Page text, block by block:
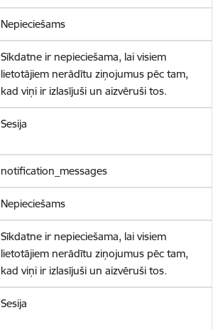
Nepieciešams
Sīkdatne ir nepieciešama, lai visiem
lietotājiem nerādītu ziņojumus pēc tam,
kad viņi ir izlasījuši un aizvēruši tos.
Sesija
notification_messages
Nepieciešams
Sīkdatne ir nepieciešama, lai visiem
lietotājiem nerādītu ziņojumus pēc tam,
kad viņi ir izlasījuši un aizvēruši tos.
Sesija